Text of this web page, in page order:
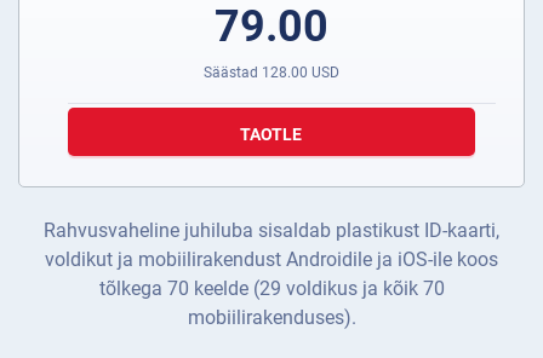
79.00
Säästad 128.00 USD
TAOTLE
Rahvusvaheline juhiluba sisaldab plastikust ID-kaarti,
voldikut ja mobiilirakendust Androidile ja iOS-ile koos
tõlkega 70 keelde (29 voldikus ja kõik 70
mobiilirakenduses).